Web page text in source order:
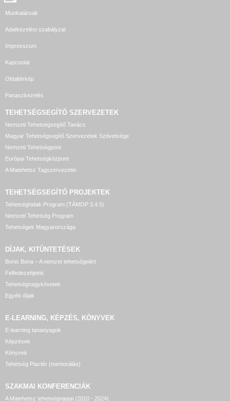
Munkatársak
Adatkezelési szabályzat
Impresszum
Kapcsolat
Oldaltérkép
Panaszkezelés
TEHETSÉGSEGÍTŐ SZERVEZETEK
Nemzeti Tehetségsegítő Tanács
Magyar Tehetségsegítő Szervezetek Szövetsége
Nemzeti Tehetségpont
Európai Tehetségközpont
A Matehetsz Tagszervezetei
TEHETSÉGSEGÍTŐ PROJEKTEK
Tehetséghidak Program (TÁMOP 3.4.5)
Nemzeti Tehetség Program
Tehetségek Magyarországa
DÍJAK, KITÜNTETÉSEK
Bonis Bona – A nemzet tehetségeiért
Felfedezettjeink
Tehetségnagykövetek
Egyéb díjak
E-LEARNING, KÉPZÉS, KÖNYVEK
E-learning tananyagok
Képzések
Könyvek
Tehetség Piactér (mentorálás)
SZAKMAI KONFERENCIÁK
A Matehetsz tehetségnapjai (2010 - 2024)